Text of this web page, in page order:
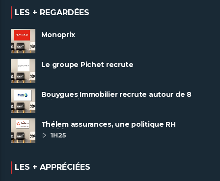
LES + REGARDÉES
Monoprix
Le groupe Pichet recrute
Bouygues Immobilier recrute autour de 8
pôles métiers
Thélem assurances, une politique RH
ambitieuse
1H25
LES + APPRÉCIÉES